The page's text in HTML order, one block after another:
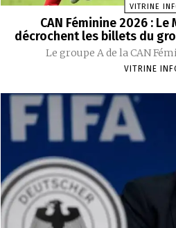
VITRINE
CAN Féminine 2026 : Le
décrochent les billets du
Le groupe A de la CAN
VITRINE